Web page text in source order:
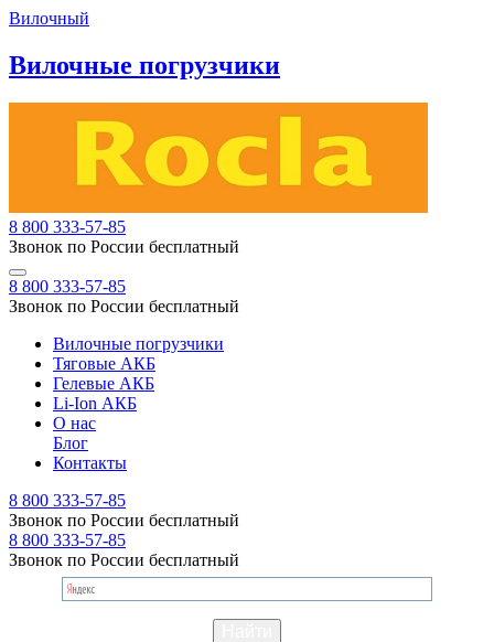
Вилочный
Вилочные погрузчики
8 800 333-57-85
Звонок по России бесплатный
8 800 333-57-85
Звонок по России бесплатный
Вилочные погрузчики
Тяговые АКБ
Гелевые АКБ
Li-Ion АКБ
О нас
Блог
Контакты
8 800 333-57-85
Звонок по России бесплатный
8 800 333-57-85
Звонок по России бесплатный